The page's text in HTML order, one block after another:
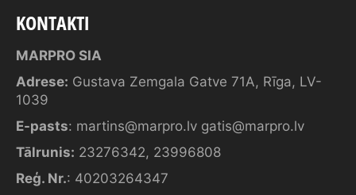
KONTAKTI
MARPRO SIA
Adrese: Gustava Zemgala Gatve 71A, Rīga, LV-
1039
E-pasts: martins@marpro.lv gatis@marpro.lv
Tālrunis: 23276342, 23996808
Reģ. Nr.: 40203264347